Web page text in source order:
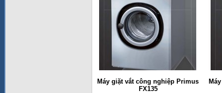
Máy giặt vắt công nghiệp Primus
FX135